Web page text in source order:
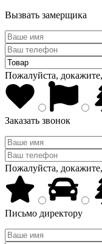
Вызвать замерщика
Пожалуйста,
Заказать звонок
Пожалуйста,
Письмо директору